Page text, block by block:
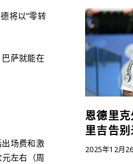
将以“零转
萨就能在
场费和激
左右（周
恩德里
里吉告
2025年12月